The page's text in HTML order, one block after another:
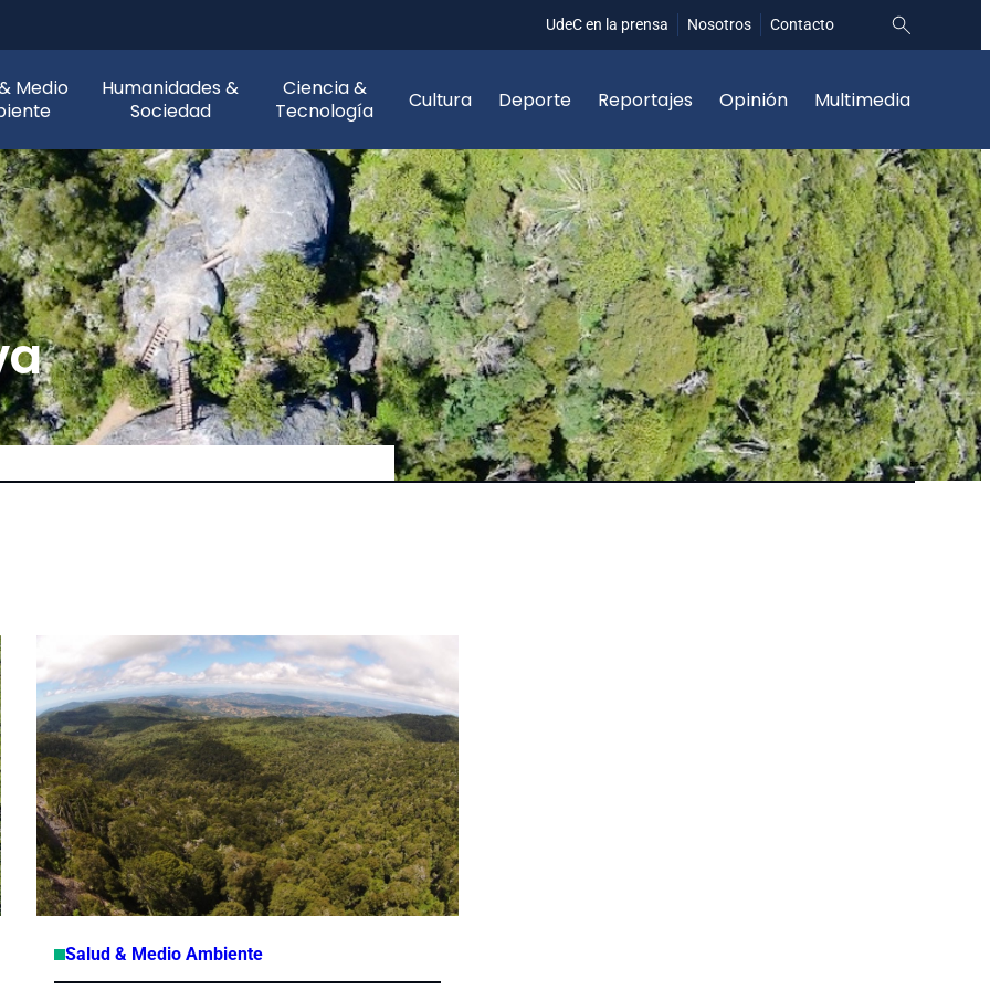
UdeC en la prensa Nosotros Contacto
Medio
Humanidades &
Sociedad
Ciencia &
Tecnología
Cultura Deporte Reportajes Opinión Multimedia
Salud & Medio Ambiente